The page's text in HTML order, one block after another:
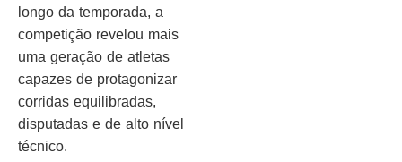
longo da temporada, a
competição revelou mais
uma geração de atletas
capazes de protagonizar
corridas equilibradas,
disputadas e de alto nível
técnico.